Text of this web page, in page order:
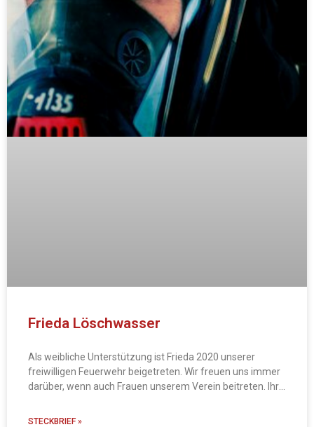
Frieda Löschwasser
Als weibliche Unterstützung ist Frieda 2020 unserer
freiwilligen Feuerwehr beigetreten. Wir freuen uns immer
darüber, wenn auch Frauen unserem Verein beitreten. Ihr
Jahr
STECKBRIEF »